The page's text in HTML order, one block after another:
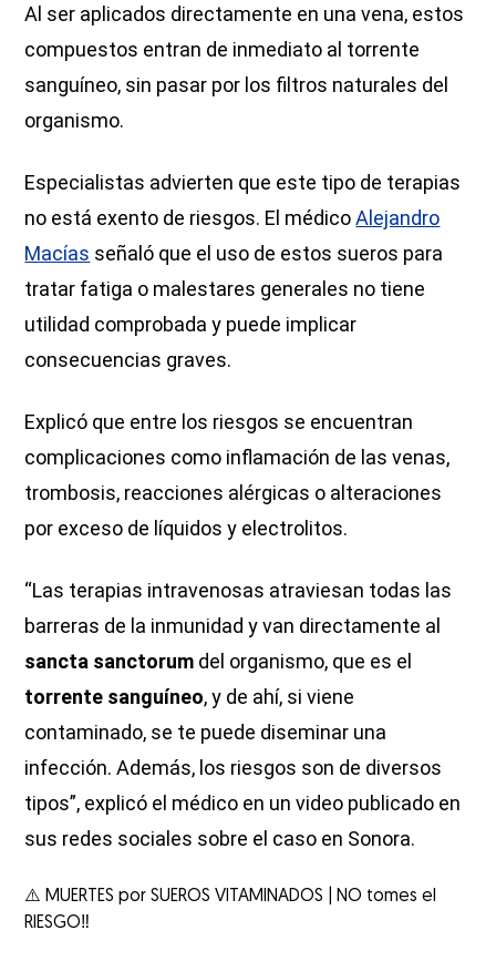
Al ser aplicados directamente en una vena, estos
compuestos entran de inmediato al torrente
sanguíneo, sin pasar por los filtros naturales del
organismo.
Especialistas advierten que este tipo de terapias
no está exento de riesgos. El médicoAlejandro
Macías señaló que el uso de estos sueros para
tratar fatiga o malestares generales no tiene
utilidad comprobada y puede implicar
consecuencias graves.
Explicó que entre los riesgos se encuentran
complicaciones como inflamación de las venas,
trombosis, reacciones alérgicas o alteraciones
por exceso de líquidos y electrolitos.
“Las terapias intravenosas atraviesan todas las
barreras de la inmunidad y van directamente al
sancta sanctorum del organismo, que es el
torrente sanguíneo, y de ahí, si viene
contaminado, se te puede diseminar una
infección. Además, los riesgos son de diversos
tipos”, explicó el médico en un video publicado en
sus redes sociales sobre el caso en Sonora.
⚠️ MUERTES por SUEROS VITAMINADOS | NO tomes el
RIESGO‼️